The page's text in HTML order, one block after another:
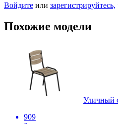
Войдите или зарегистрируйтесь,
Похожие модели
Уличный
909